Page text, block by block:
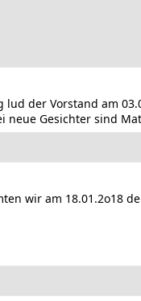
der Vorstand am
neue Gesichter sind
wir am 18.01.2o18